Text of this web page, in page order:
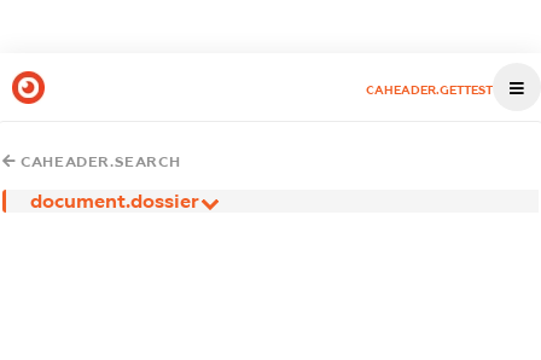
CAHEADER.GETTEST
CAHEADER.SEARCH
document.dossier